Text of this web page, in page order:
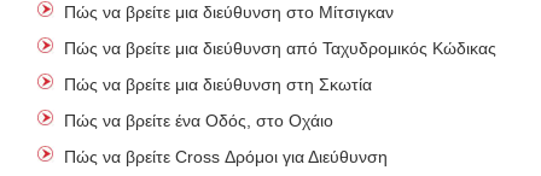
Πώς να βρείτε μια διεύθυνση στο Μίτσιγκαν
Πώς να βρείτε μια διεύθυνση από Ταχυδρομικός Κώδικας
Πώς να βρείτε μια διεύθυνση στη Σκωτία
Πώς να βρείτε ένα Οδός, στο Οχάιο
Πώς να βρείτε Cross Δρόμοι για Διεύθυνση